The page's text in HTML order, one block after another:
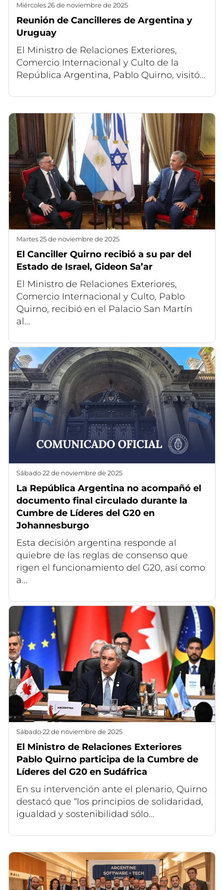
miércoles 26 de noviembre de 2025
Reunión de Cancilleres de Argentina y
Uruguay
El Ministro de Relaciones Exteriores,
Comercio Internacional y Culto de la
República Argentina, Pablo Quirno, visitó...
martes 25 de noviembre de 2025
El Canciller Quirno recibió a su par del
Estado de Israel, Gideon Sa’ar
El Ministro de Relaciones Exteriores,
Comercio Internacional y Culto, Pablo
Quirno, recibió en el Palacio San Martín
al...
sábado 22 de noviembre de 2025
La República Argentina no acompañó el
documento final circulado durante la
Cumbre de Líderes del G20 en
Johannesburgo
Esta decisión argentina responde al
quiebre de las reglas de consenso que
rigen el funcionamiento del G20, así como
a...
sábado 22 de noviembre de 2025
El Ministro de Relaciones Exteriores
Pablo Quirno participa de la Cumbre de
Líderes del G20 en Sudáfrica
En su intervención ante el plenario, Quirno
destacó que “los principios de solidaridad,
igualdad y sostenibilidad sólo...